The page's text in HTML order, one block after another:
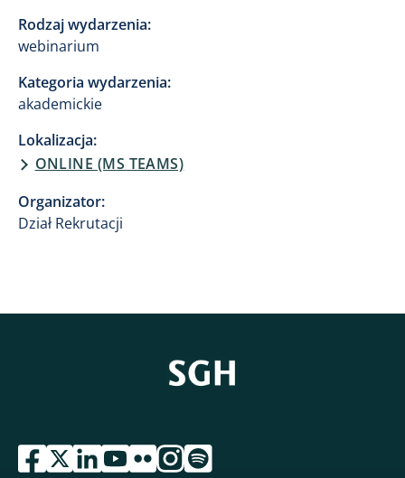
Rodzaj wydarzenia:
webinarium
Kategoria wydarzenia:
akademickie
Lokalizacja:
ONLINE (MS TEAMS)
Organizator:
Dział Rekrutacji
przejdź do serwisu facebook sgh
przejdź do serwisu twitter sgh
przejdź do serwisu linkedin sgh
przejdź do serwisu youtube sgh
przejdź do serwisu flickr sgh
przejdź do serwisu instagram sgh
przejdź do serwisu spotify sgh